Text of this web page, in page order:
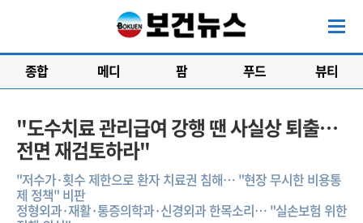
종합 메디 팜 푸드 뷰티
"도수치료 관리급여 강행 땐 사실상 퇴출…
전면 재검토하라"
"저수가·횟수 제한으로 환자 치료권 침해… "현장 무시한 비용통
제 정책" 비판
정형외과·재활·통증의학과·신경외과 한목소리… "실손보험 위한